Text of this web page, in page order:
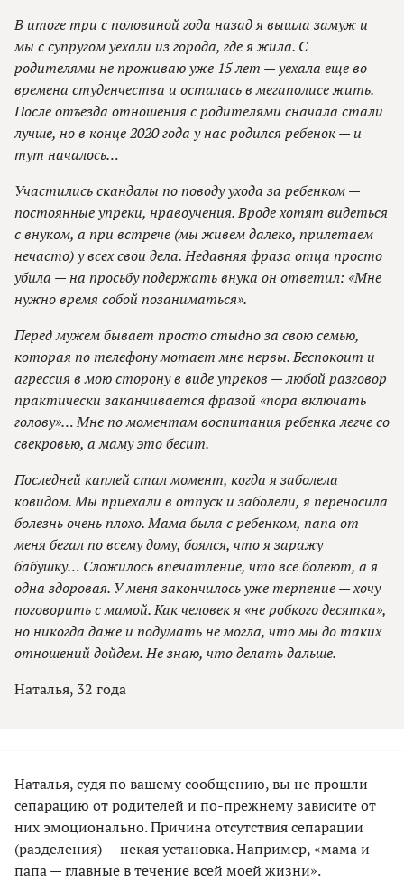
В итоге три с половиной года назад я вышла замуж и
мы с супругом уехали из города, где я жила. С
родителями не проживаю уже 15 лет — уехала еще во
времена студенчества и осталась в мегаполисе жить.
После отъезда отношения с родителями сначала стали
лучше, но в конце 2020 года у нас родился ребенок — и
тут началось…
Участились скандалы по поводу ухода за ребенком —
постоянные упреки, нравоучения. Вроде хотят видеться
с внуком, а при встрече (мы живем далеко, прилетаем
нечасто) у всех свои дела. Недавняя фраза отца просто
убила — на просьбу подержать внука он ответил: «Мне
нужно время собой позаниматься».
Перед мужем бывает просто стыдно за свою семью,
которая по телефону мотает мне нервы. Беспокоит и
агрессия в мою сторону в виде упреков — любой разговор
практически заканчивается фразой «пора включать
голову»… Мне по моментам воспитания ребенка легче со
свекровью, а маму это бесит.
Последней каплей стал момент, когда я заболела
ковидом. Мы приехали в отпуск и заболели, я переносила
болезнь очень плохо. Мама была с ребенком, папа от
меня бегал по всему дому, боялся, что я заражу
бабушку… Сложилось впечатление, что все болеют, а я
одна здоровая. У меня закончилось уже терпение — хочу
поговорить с мамой. Как человек я «не робкого десятка»,
но никогда даже и подумать не могла, что мы до таких
отношений дойдем. Не знаю, что делать дальше.
Наталья, 32 года
Наталья, судя по вашему сообщению, вы не прошли
сепарацию от родителей и по-прежнему зависите от
них эмоционально. Причина отсутствия сепарации
(разделения) — некая установка. Например, «мама и
папа — главные в течение всей моей жизни».